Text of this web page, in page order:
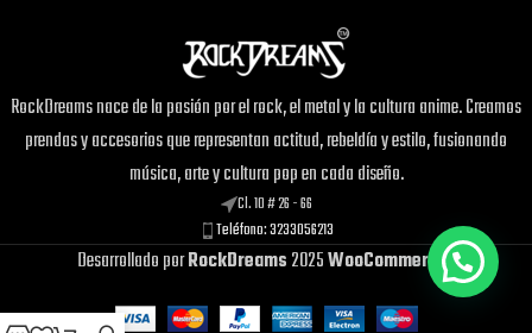
RockDreams nace de la pasión por el rock, el metal y la cultura anime. Creamos
prendas y accesorios que representan actitud, rebeldía y estilo, fusionando
música, arte y cultura pop en cada diseño.
Cl. 10 # 26 - 66
Teléfono: 3233056213
Desarrollado porRockDreams2025WooCommerce.